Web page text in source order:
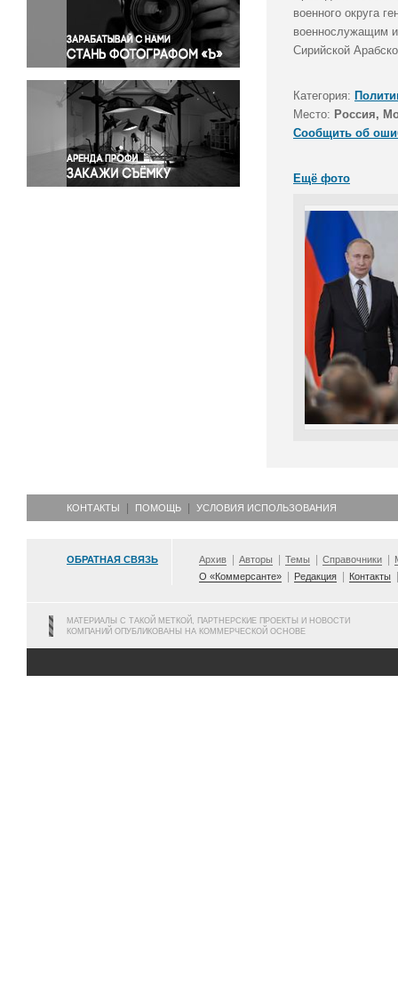
Правосудие
Происшествия и конфликты
Религия
Светская жизнь
Спорт
Экология
Экономика и бизнес
военного округа
военнослужащим
Сирийской
Категория:
Место: Россия,
Сообщить об
Ещё фото
КОНТАКТЫ ПОМОЩЬ УСЛОВИЯ ИСПОЛЬЗОВАНИЯ
ОБРАТНАЯ СВЯЗЬ Архив Авторы Темы Справочники
О «Коммерсанте»
Редакция Контакты
МАТЕРИАЛЫ С ТАКОЙ МЕТКОЙ, ПАРТНЕРСКИЕ ПРОЕКТЫ И НОВОСТИ
КОМПАНИЙ ОПУБЛИКОВАНЫ НА КОММЕРЧЕСКОЙ ОСНОВЕ